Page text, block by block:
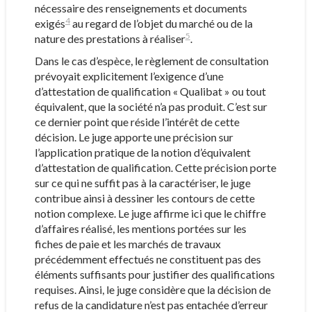
nécessaire des renseignements et documents
exigés4au regard de l’objet du marché ou de la
nature des prestations à réaliser5.
Dans le cas d’espèce, le règlement de consultation
prévoyait explicitement l’exigence d’une
d’attestation de qualification « Qualibat » ou tout
équivalent, que la société n’a pas produit. C’est sur
ce dernier point que réside l’intérêt de cette
décision. Le juge apporte une précision sur
l’application pratique de la notion d’équivalent
d’attestation de qualification. Cette précision porte
sur ce qui ne suffit pas à la caractériser, le juge
contribue ainsi à dessiner les contours de cette
notion complexe. Le juge affirme ici que le chiffre
d’affaires réalisé, les mentions portées sur les
fiches de paie et les marchés de travaux
précédemment effectués ne constituent pas des
éléments suffisants pour justifier des qualifications
requises. Ainsi, le juge considère que la décision de
refus de la candidature n’est pas entachée d’erreur